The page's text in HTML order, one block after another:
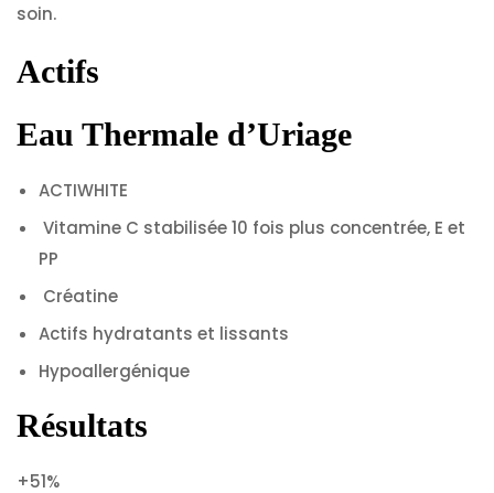
soin.
Actifs
Eau Thermale d’Uriage
ACTIWHITE
Vitamine C stabilisée 10 fois plus concentrée, E et
PP
Créatine
Actifs hydratants et lissants
Hypoallergénique
Résultats
+51%